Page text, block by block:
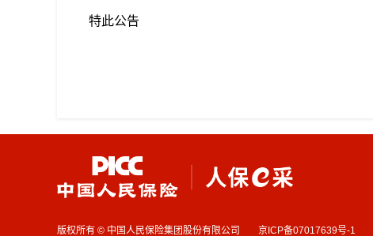
特此公告
版权所有 © 中国人民保险集团股份有限公司 京ICP备07017639号-1